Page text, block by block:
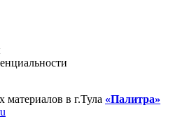
в г.Тула «Палитра»